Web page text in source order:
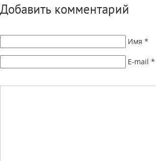
Добавить комментарий
Имя *
E-mail *